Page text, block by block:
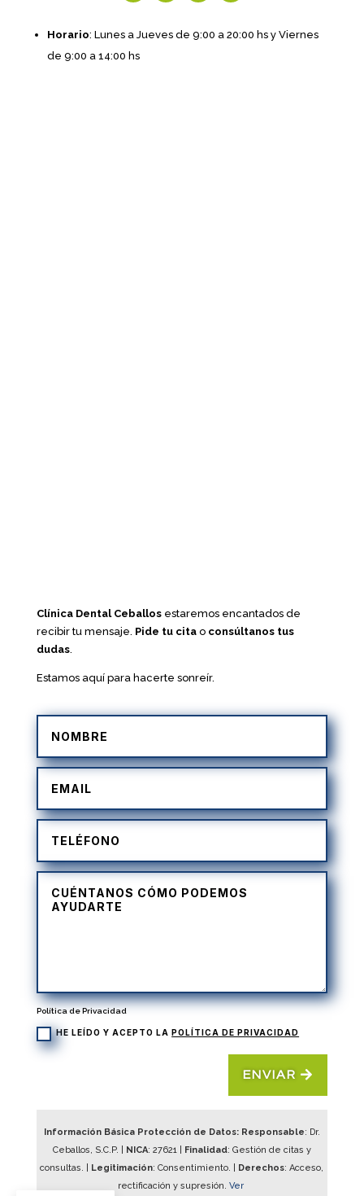
Horario: Lunes a Jueves de 9:00 a 20:00 hs y Viernes
de 9:00 a 14:00 hs
Clínica Dental Ceballosestaremos encantados de
recibir tu mensaje. Pide tu citao consúltanos tus
dudas.
Estamos aquí para hacerte sonreír.
Política de Privacidad
HE LEÍDO Y ACEPTO LA POLÍTICA DE PRIVACIDAD
ENVIAR
Información Básica Protección de Datos: Responsable: Dr.
Ceballos, S.C.P. |
NICA: 27621| Finalidad: Gestión de citas y
consultas. |
Legitimación: Consentimiento. | Derechos: Acceso,
rectificación y supresión. Ver